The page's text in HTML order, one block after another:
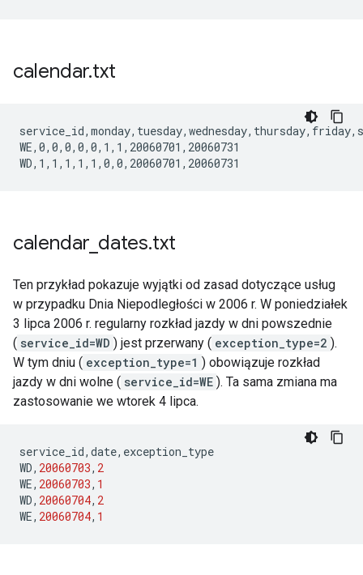
calendar.txt
WE,0,0,0,0,0,1,1,20060701,20060731
calendar dates.txt
Ten przykład pokazuje wyjątki od zasad dotyczące usług
w przypadku Dnia Niepodległości w 2006 r. W poniedziałek
3 lipca 2006 r. regularny rozkład jazdy w dni powszednie
( service_id=WD ) jest przerwany ( exception_type=2 ).
W tym dniu ( exception_type=1 ) obowiązuje rozkład
jazdy w dni wolne ( service_id=WE ). Ta sama zmiana ma
zastosowanie we wtorek 4 lipca.
service_id, date, exception_type
WD, 20060703, 2
WE, 20060703, 1
WD, 20060704, 2
WE, 20060704, 1